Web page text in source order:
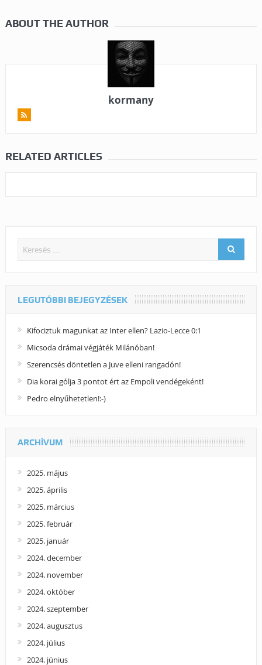
ABOUT THE AUTHOR
kormany
RELATED ARTICLES
LEGUTÓBBI BEJEGYZÉSEK
Kifociztuk magunkat az Inter ellen? Lazio-Lecce 0:1
Micsoda drámai végjáték Milánóban!
Szerencsés döntetlen a Juve elleni rangadón!
Dia korai gólja 3 pontot ért az Empoli vendégeként!
Pedro elnyűhetetlen!:-)
ARCHÍVUM
2025. május
2025. április
2025. március
2025. február
2025. január
2024. december
2024. november
2024. október
2024. szeptember
2024. augusztus
2024. július
2024. június